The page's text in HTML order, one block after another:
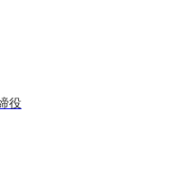
役